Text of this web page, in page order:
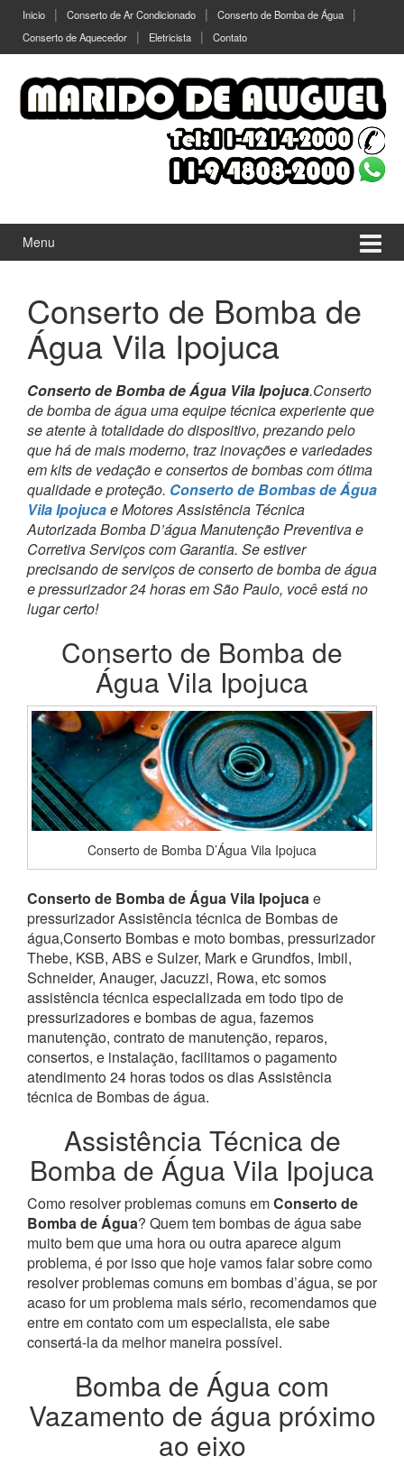
Pular
menu
Inicio Conserto de Ar Condicionado
Conserto de Bomba de Água
Conserto de Aquecedor
Eletricista Contato
Menu
Conserto de Bomba de
Água Vila Ipojuca
Conserto de Bomba de Água Vila Ipojuca.Conserto
de bomba de água uma equipe técnica experiente que
se atente à totalidade do dispositivo, prezando pelo
que há de mais moderno, traz inovações e variedades
em kits de vedação e consertos de bombas com ótima
qualidade e proteção. Conserto de Bombas de Água
Vila Ipojucae Motores Assistência Técnica
Autorizada Bomba D’água Manutenção Preventiva e
Corretiva Serviços com Garantia. Se estiver
precisando de serviços de conserto de bomba de água
e pressurizador 24 horas em São Paulo, você está no
lugar certo!
Conserto de Bomba de
Água Vila Ipojuca
Conserto de Bomba D’Água Vila Ipojuca
Conserto de Bomba de Água Vila Ipojucae
pressurizador Assistência técnica de Bombas de
água,Conserto Bombas e moto bombas, pressurizador
Thebe, KSB, ABS e Sulzer, Mark e Grundfos, Imbil,
Schneider, Anauger, Jacuzzi, Rowa, etc somos
assistência técnica especializada em todo tipo de
pressurizadores e bombas de agua, fazemos
manutenção, contrato de manutenção, reparos,
consertos, e instalação, facilitamos o pagamento
atendimento 24 horas todos os dias Assistência
técnica de Bombas de água.
Assistência Técnica de
Bomba de Água Vila Ipojuca
Como resolver problemas comuns emConserto de
Bomba de Água? Quem tem bombas de água sabe
muito bem que uma hora ou outra aparece algum
problema, é por isso que hoje vamos falar sobre como
resolver problemas comuns em bombas d’água, se por
acaso for um problema mais sério, recomendamos que
entre em contato com um especialista, ele sabe
consertá-la da melhor maneira possível.
Bomba de Água com
Vazamento de água próximo
ao eixo